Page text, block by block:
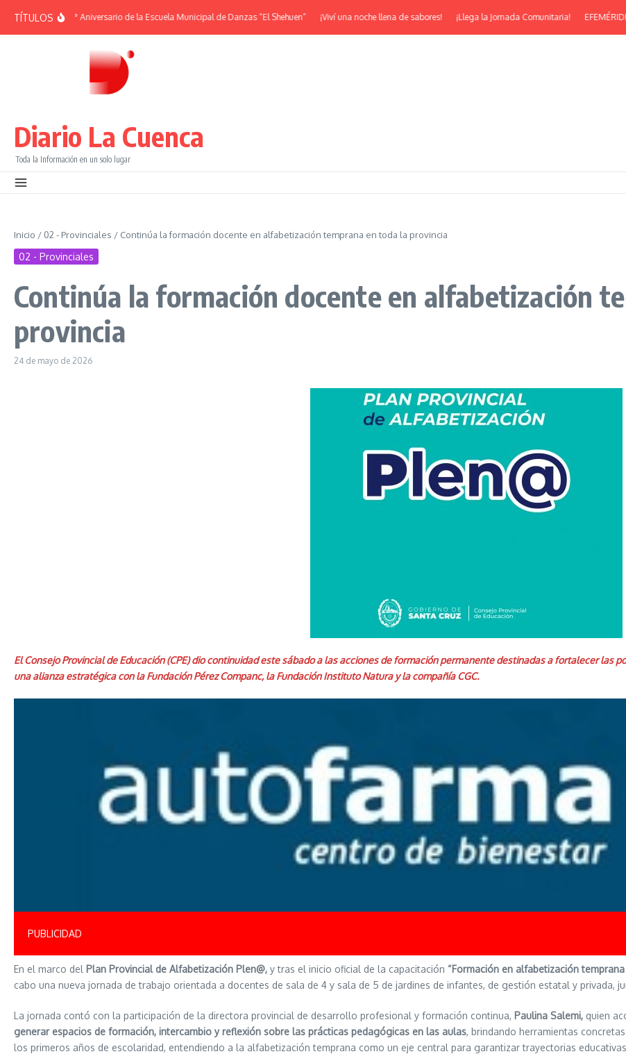
TÍTULOS| 38° Aniversario de la Escuela Municipal de Danzas “El Shehuen” ¡Viví una noche llena de sabores! ¡Llega la Jornada Comunitaria! EFEMÉRIDES
Diario La Cuenca
Toda la Información en un solo lugar
Inicio / 02 - Provinciales / Continúa la formación docente en alfabetización temprana en toda la provincia
02 - Provinciales
Continúa la formación docente en alfabetización
provincia
24 de mayo de 2026
El Consejo Provincial de Educación (CPE) dio continuidad este sábado a las acciones de formación permanente destinadas a fortalecer las
una alianza estratégica con la Fundación Pérez Companc, la Fundación Instituto Natura y la compañía CGC.
PUBLICIDAD
En el marco del Plan Provincial de Alfabetización Plen@, y tras el inicio oficial de la capacitación “Formación en alfabetización
cabo una nueva jornada de trabajo orientada a docentes de sala de 4 y sala de 5 de jardines de infantes, de gestión estatal y privada,
La jornada contó con la participación de la directora provincial de desarrollo profesional y formación continua, Paulina Salemi, quien
generar espacios de formación, intercambio y reflexión sobre las prácticas pedagógicas en las aulas, brindando herramientas
los primeros años de escolaridad, entendiendo a la alfabetización temprana como un eje central para garantizar trayectorias